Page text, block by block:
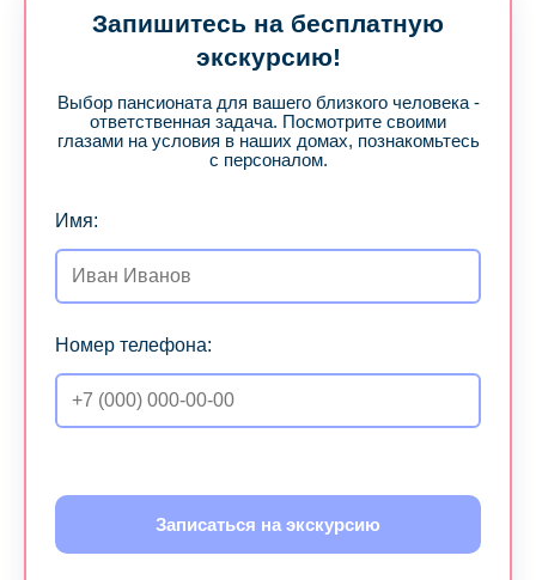
Запишитесь на бесплатную
экскурсию!
Выбор пансионата для вашего близкого человека -
ответственная задача. Посмотрите своими
глазами на условия в наших домах, познакомьтесь
с персоналом.
Имя:
Номер телефона:
Записаться на экскурсию